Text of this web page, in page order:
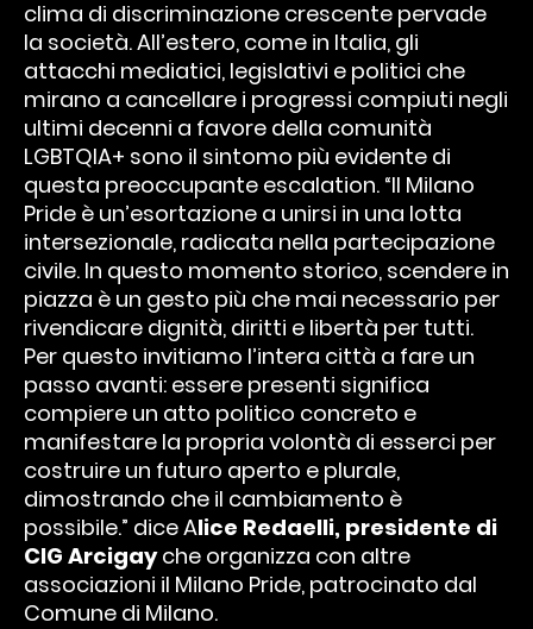
clima di discriminazione crescente pervade
la società. All’estero, come in Italia, gli
attacchi mediatici, legislativi e politici che
mirano a cancellare i progressi compiuti negli
ultimi decenni a favore della comunità
LGBTQIA+ sono il sintomo più evidente di
questa preoccupante escalation. “Il Milano
Pride è un’esortazione a unirsi in una lotta
intersezionale, radicata nella partecipazione
civile. In questo momento storico, scendere in
piazza è un gesto più che mai necessario per
rivendicare dignità, diritti e libertà per tutti.
Per questo invitiamo l’intera città a fare un
passo avanti: essere presenti significa
compiere un atto politico concreto e
manifestare la propria volontà di esserci per
costruire un futuro aperto e plurale,
dimostrando che il cambiamento è
possibile.” dice Alice Redaelli, presidente di
CIG Arcigayche organizza con altre
associazioni il Milano Pride, patrocinato dal
Comune di Milano.